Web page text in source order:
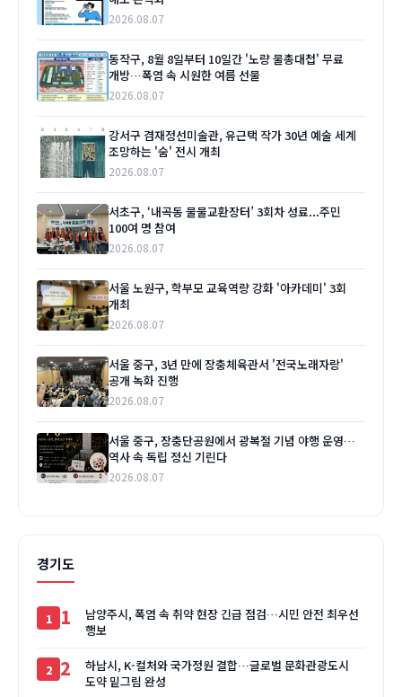
2026.08.07
동작구, 8월 8일부터 10일간 '노량 물총대첩' 무료
개방…폭염 속 시원한 여름 선물
2026.08.07
강서구 겸재정선미술관, 유근택 작가 30년 예술 세계
조망하는 '숨' 전시 개최
2026.08.07
서초구, ‘내곡동 물물교환장터’ 3회차 성료...주민
100여 명 참여
2026.08.07
서울 노원구, 학부모 교육역량 강화 '아카데미' 3회
개최
2026.08.07
서울 중구, 3년 만에 장충체육관서 '전국노래자랑'
공개 녹화 진행
2026.08.07
서울 중구, 장충단공원에서 광복절 기념 야행 운영…
역사 속 독립 정신 기린다
2026.08.07
경기도
1
남양주시, 폭염 속 취약 현장 긴급 점검…시민 안전 최우선
행보
2
하남시, K-컬처와 국가정원 결합…글로벌 문화관광도시
도약 밑그림 완성